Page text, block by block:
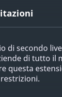
di secondo
di tutto il
questa